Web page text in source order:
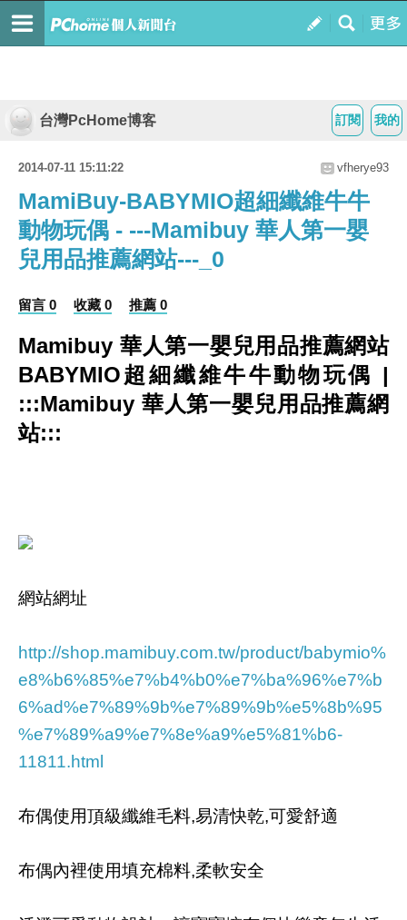
我的
訂閱
台灣PcHome博客
2014-07-11 15:11:22 vfherye93
MamiBuy-BABYMIO超細纖維牛牛
動物玩偶 - ---Mamibuy 華人第一嬰
兒用品推薦網站---_0
留言 0 收藏 0 推薦 0
Mamibuy 華人第一嬰兒用品推薦網站
BABYMIO超細纖維牛牛動物玩偶 |
:::Mamibuy 華人第一嬰兒用品推薦網
站:::
網站網址
http://shop.mamibuy.com.tw/product/babymio%
e8%b6%85%e7%b4%b0%e7%ba%96%e7%b
6%ad%e7%89%9b%e7%89%9b%e5%8b%95
%e7%89%a9%e7%8e%a9%e5%81%b6-
11811.html
布偶使用頂級纖維毛料,易清快乾,可愛舒適
布偶內裡使用填充棉料,柔軟安全